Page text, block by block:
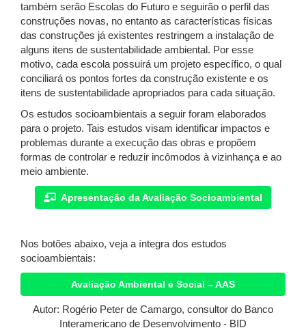
também serão Escolas do Futuro e seguirão o perfil das
construções novas, no entanto as características físicas
das construções já existentes restringem a instalação de
alguns itens de sustentabilidade ambiental. Por esse
motivo, cada escola possuirá um projeto específico, o qual
conciliará os pontos fortes da construção existente e os
itens de sustentabilidade apropriados para cada situação.
Os estudos socioambientais a seguir foram elaborados
para o projeto. Tais estudos visam identificar impactos e
problemas durante a execução das obras e propõem
formas de controlar e reduzir incômodos à vizinhança e ao
meio ambiente.
Apresentação da Avaliação Socioambiental
Nos botões abaixo, veja a íntegra dos estudos
socioambientais:
Avaliação Ambiental e Social – AAS
Autor: Rogério Peter de Camargo, consultor do Banco
Interamericano de Desenvolvimento - BID